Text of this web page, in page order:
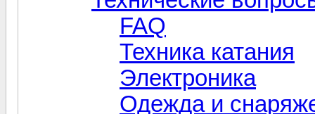
FAQ
Техника катания
Электроника
Одежда и